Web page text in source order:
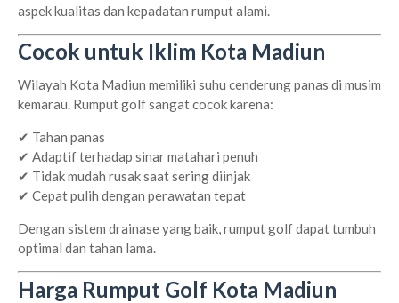
aspek kualitas dan kepadatan rumput alami.
Cocok untuk Iklim Kota Madiun
Wilayah Kota Madiun memiliki suhu cenderung panas di musim
kemarau. Rumput golf sangat cocok karena:
✔ Tahan panas
✔ Adaptif terhadap sinar matahari penuh
✔ Tidak mudah rusak saat sering diinjak
✔ Cepat pulih dengan perawatan tepat
Dengan sistem drainase yang baik, rumput golf dapat tumbuh
optimal dan tahan lama.
Harga Rumput Golf Kota Madiun